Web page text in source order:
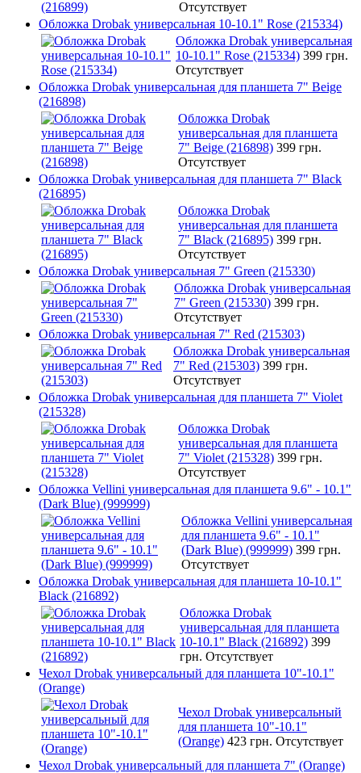
Отсутствует
Обложка Drobak универсальная 10-10.1" Rose (215334)
Обложка Drobak универсальная
10-10.1" Rose (215334) 399 грн.
Отсутствует
Обложка Drobak универсальная для планшета 7" Beige
(216898)
Обложка Drobak
универсальная для планшета
7" Beige (216898) 399 грн.
Отсутствует
Обложка Drobak универсальная для планшета 7" Black
(216895)
Обложка Drobak
универсальная для планшета
7" Black (216895) 399 грн.
Отсутствует
Обложка Drobak универсальная 7" Green (215330)
Обложка Drobak универсальная
7" Green (215330) 399 грн.
Отсутствует
Обложка Drobak универсальная 7" Red (215303)
Обложка Drobak универсальная
7" Red (215303) 399 грн.
Отсутствует
Обложка Drobak универсальная для планшета 7" Violet
(215328)
Обложка Drobak
универсальная для планшета
7" Violet (215328) 399 грн.
Отсутствует
Обложка Vellini универсальная для планшета 9.6" - 10.1"
(Dark Blue) (999999)
Обложка Vellini универсальная
для планшета 9.6" - 10.1"
(Dark Blue) (999999) 399 грн.
Отсутствует
Обложка Drobak универсальная для планшета 10-10.1"
Black (216892)
Обложка Drobak
универсальная для планшета
10-10.1" Black (216892) 399
грн. Отсутствует
Чехол Drobak универсальный для планшета 10"-10.1"
(Orange)
Чехол Drobak универсальный
для планшета 10"-10.1"
(Orange) 423 грн. Отсутствует
Чехол Drobak универсальный для планшета 7" (Orange)